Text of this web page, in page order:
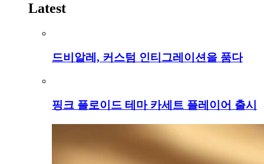
Latest
드비알레, 커스텀 인티그레이션을 품다
핑크 플로이드 테마 카세트 플레이어 출시